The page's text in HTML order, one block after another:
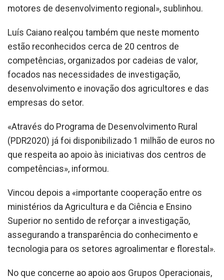
motores de desenvolvimento regional», sublinhou.
Luís Caiano realçou também que neste momento
estão reconhecidos cerca de 20 centros de
competências, organizados por cadeias de valor,
focados nas necessidades de investigação,
desenvolvimento e inovação dos agricultores e das
empresas do setor.
«Através do Programa de Desenvolvimento Rural
(PDR2020) já foi disponibilizado 1 milhão de euros no
que respeita ao apoio às iniciativas dos centros de
competências», informou.
Vincou depois a «importante cooperação entre os
ministérios da Agricultura e da Ciência e Ensino
Superior no sentido de reforçar a investigação,
assegurando a transparência do conhecimento e
tecnologia para os setores agroalimentar e florestal».
No que concerne ao apoio aos Grupos Operacionais,